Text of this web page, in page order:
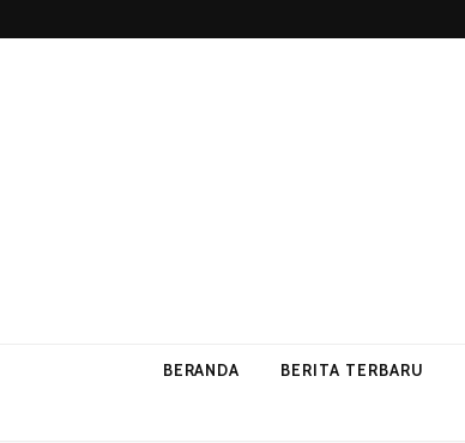
BERANDA BERITA TERBARU